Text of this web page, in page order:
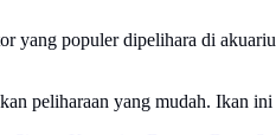
yang populer dipelihara di
peliharaan yang mudah. Ikan